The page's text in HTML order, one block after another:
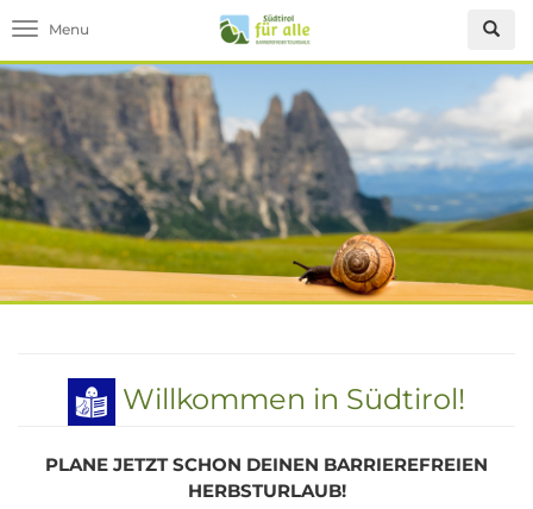
Toggle navigation
Willkommen in Südtirol!
PLANE JETZT SCHON DEINEN BARRIEREFREIEN
HERBSTURLAUB!